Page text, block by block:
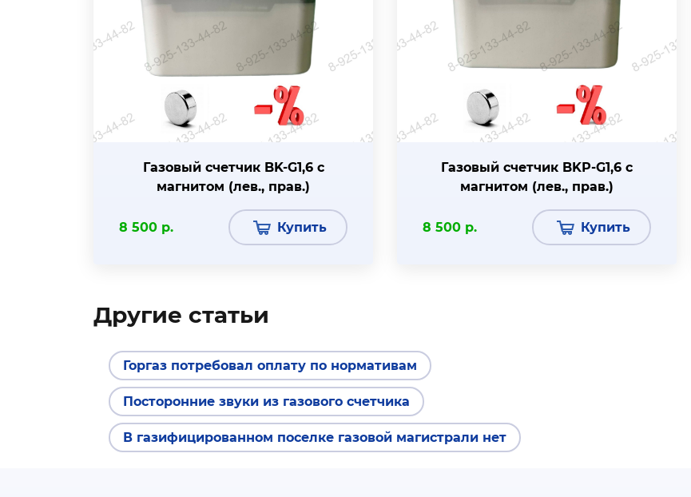
Газовый счетчик BK-G1,6 с
магнитом (лев., прав.)
8 500 р. Купить
Газовый счетчик BKР-G1,6 с
магнитом (лев., прав.)
8 500 р. Купить
Другие статьи
Горгаз потребовал оплату по нормативам
Посторонние звуки из газового счетчика
В газифицированном поселке газовой магистрали нет